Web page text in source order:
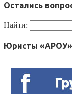
Остались
Найти:
Юристы